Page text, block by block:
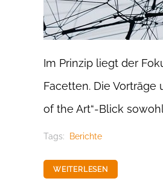
Im Prinzip liegt der
Facetten. Die
of the Art“-Blick
Tags: Berichte
WEITERLESEN